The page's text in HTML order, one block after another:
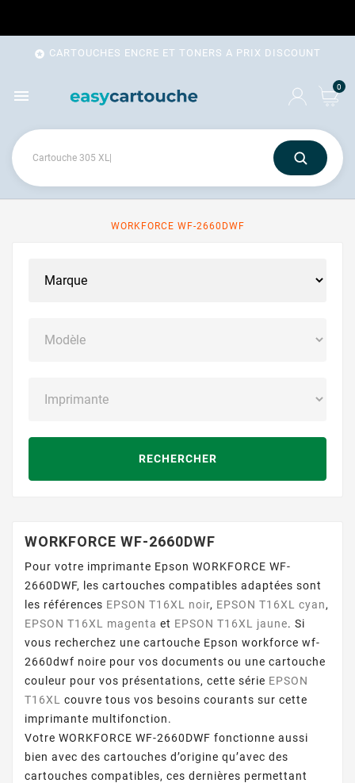
 CARTOUCHES ENCRE ET TONERS A PRIX DISCOUNT
 0
WORKFORCE WF-2660DWF
RECHERCHER
WORKFORCE WF-2660DWF
Pour votre imprimante Epson WORKFORCE WF-
2660DWF, les cartouches compatibles adaptées sont
les références EPSON T16XL noir, EPSON T16XL cyan,
EPSON T16XL magenta et EPSON T16XL jaune. Si
vous recherchez une cartouche Epson workforce wf-
2660dwf noire pour vos documents ou une cartouche
couleur pour vos présentations, cette série EPSON
T16XL
couvre tous vos besoins courants sur cette
imprimante multifonction.
Votre WORKFORCE WF-2660DWF fonctionne aussi
bien avec des cartouches d’origine qu’avec des
cartouches compatibles, ces dernières permettant